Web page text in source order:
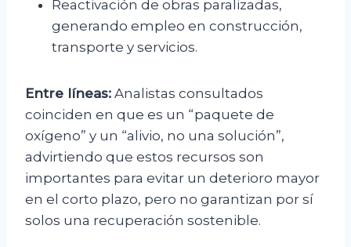
Reactivación de obras paralizadas,
generando empleo en construcción,
transporte y servicios.
Entre líneas: Analistas consultados
coinciden en que es un “paquete de
oxígeno” y un “alivio, no una solución”,
advirtiendo que estos recursos son
importantes para evitar un deterioro mayor
en el corto plazo, pero no garantizan por sí
solos una recuperación sostenible.